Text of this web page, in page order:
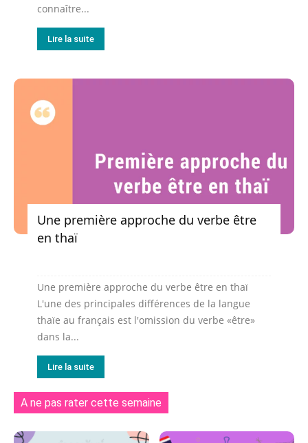
connaître...
Lire la suite
Une première approche du verbe être
en thaï
Une première approche du verbe être en thaï
L'une des principales différences de la langue
thaïe au français est l'omission du verbe «être»
dans la...
Lire la suite
A ne pas rater cette semaine